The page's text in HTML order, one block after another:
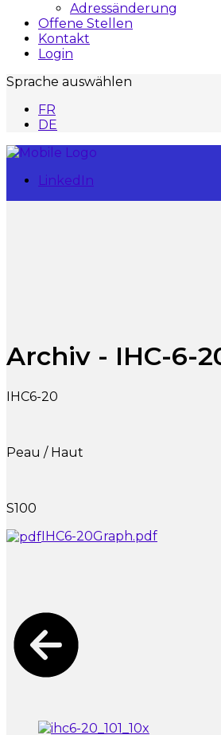
Adressänderung
Offene Stellen
Kontakt
Login
Sprache auswählen
FR
DE
LinkedIn
Archiv - IHC-6-
IHC6-20
Peau / Haut
S100
IHC6-20Graph.pdf